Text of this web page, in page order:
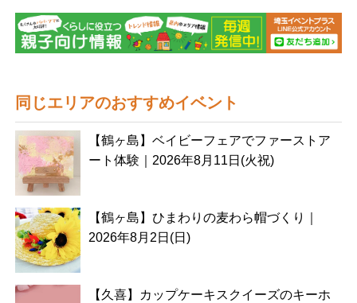
同じエリアのおすすめイベント
【鶴ヶ島】ベイビーフェアでファーストア
ート体験｜2026年8月11日(火祝)
【鶴ヶ島】ひまわりの麦わら帽づくり｜
2026年8月2日(日)
【久喜】カップケーキスクイーズのキーホ